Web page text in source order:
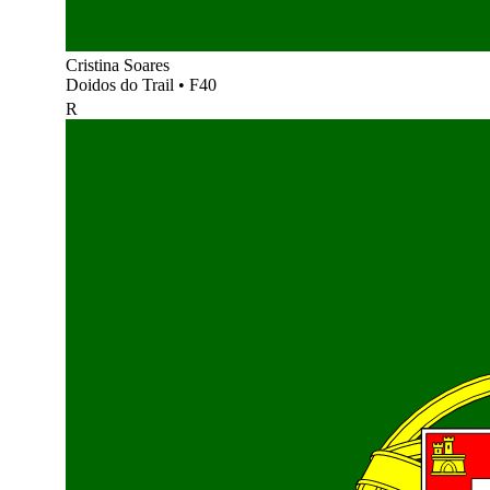
Cristina Soares
Doidos do Trail • F40
R